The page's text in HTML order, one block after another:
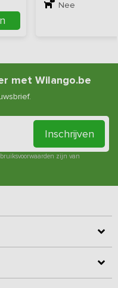
Nee
met Wilango.be
Inschrijven
zijn van